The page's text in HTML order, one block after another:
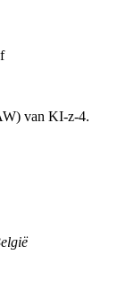
van KI-z-4.